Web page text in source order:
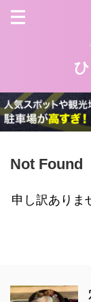
Not Found
申し訳ありま